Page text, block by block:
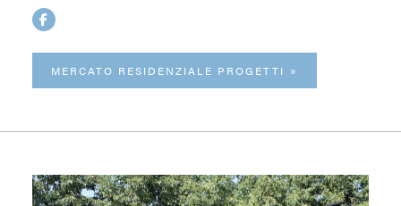
MERCATO RESIDENZIALE PROGETTI